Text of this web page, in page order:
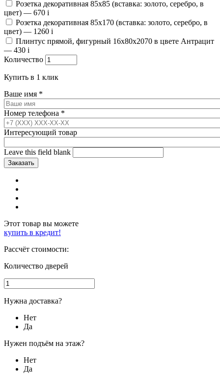
Розетка декоративная 85х85 (вставка: золото, серебро, в
цвет) — 670 i
Розетка декоративная 85х170 (вставка: золото, серебро, в
цвет) — 1260 i
Плинтус прямой, фигурный 16х80х2070 в цвете Антрацит
— 430 i
Количество
Купить в 1 клик
Ваше имя *
Номер телефона *
Интересующий товар
Leave this field blank
Этот товар вы можете
купить в кредит!
Рассчёт стоимости:
Количество дверей
Нужна доставка?
Нет
Да
Нужен подъём на этаж?
Нет
Да